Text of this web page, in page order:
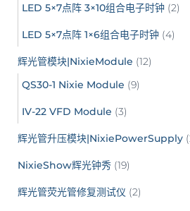
LED 5×7点阵 3×10组合电子时钟 (2)
LED 5×7点阵 1×6组合电子时钟 (4)
辉光管模块|NixieModule (12)
QS30-1 Nixie Module (9)
IV-22 VFD Module (3)
辉光管升压模块|NixiePowerSupply
NixieShow辉光钟秀 (19)
辉光管荧光管修复测试仪 (2)